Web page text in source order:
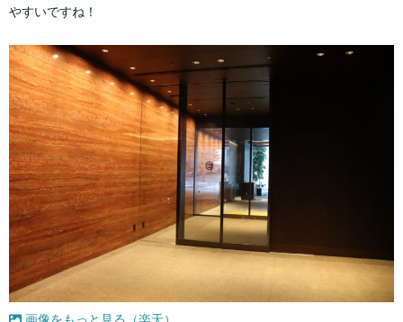
やすいですね！
画像をもっと見る（楽天）